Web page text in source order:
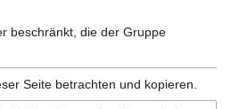
beschränkt, die der Gruppe
Seite betrachten und kopieren.